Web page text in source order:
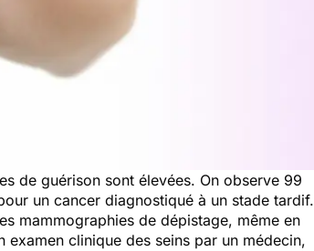
de guérison sont élevées. On observe 99
un cancer diagnostiqué à un stade tardif.
mammographies de dépistage, même en
clinique des seins par un médecin,